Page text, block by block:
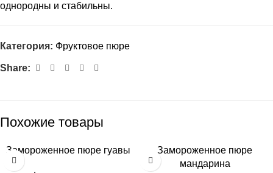
однородны и стабильны.
Категория: Фруктовое пюре
Share:
Похожие товары
Замороженное пюре гуавы
Замороженное пюре
мандарина